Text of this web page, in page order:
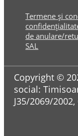
Termene și
de anulare/
SAL
Copyright ©
social:
J35/2069/